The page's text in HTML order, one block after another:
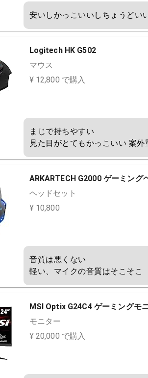
安いしかっこいいしちょうどい
Logitech HK G502
マウス
¥ 12,800 で購入
まじで持ちやすい
見た目がとてもかっこいい 案外
ARKARTECH G2000 ゲーミング
ヘッドセット
¥ 10,800
音質は悪くない
軽い、マイクの音質はそこそこ
MSI Optix G24C4 ゲーミングモ
モニター
¥ 20,000 で購入